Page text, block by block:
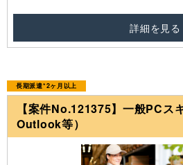
詳細を見る
長期派遣*2ヶ月以上
【案件No.121375】一般PCス
Outlook等）